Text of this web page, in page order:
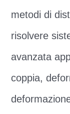
metodi di
risolvere
avanzata
coppia,